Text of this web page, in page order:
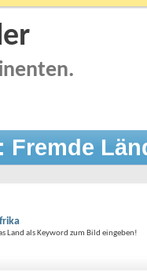
Fremde
Land als Keyword zum Bild eingeben!